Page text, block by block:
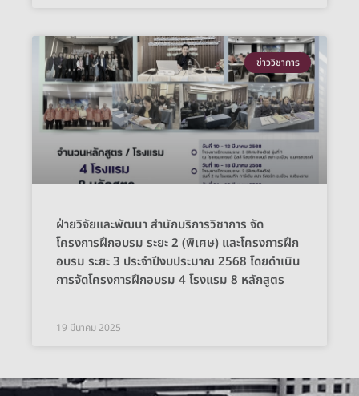
ข่าววิชาการ
ฝ่ายวิจัยและพัฒนา สำนักบริการวิชาการ จัด
โครงการฝึกอบรม ระยะ 2 (พิเศษ) และโครงการฝึก
อบรม ระยะ 3 ประจำปีงบประมาณ 2568 โดยดำเนิน
การจัดโครงการฝึกอบรม 4 โรงแรม 8 หลักสูตร
19 มีนาคม 2025